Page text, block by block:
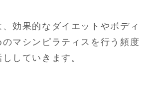
効果的なダイエットやボディ
のマシンピラティスを行う頻度
していきます。